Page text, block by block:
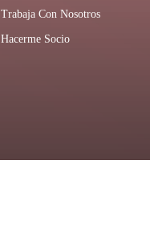
Trabaja Con Nosotros
Hacerme Socio